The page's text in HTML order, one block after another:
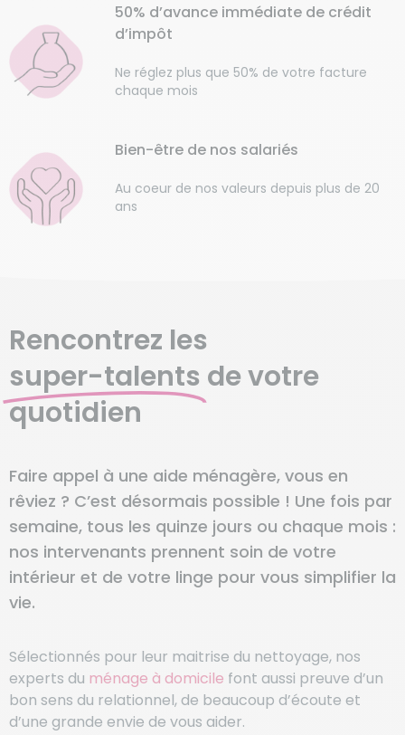
50% d’avance immédiate de crédit
d’impôt
Ne réglez plus que 50% de votre facture
chaque mois
Bien-être de nos salariés
Au coeur de nos valeurs depuis plus de 20
ans
Rencontrez les
super-talents de votre
quotidien
Faire appel à une aide ménagère, vous en
rêviez ? C’est désormais possible ! Une fois par
semaine, tous les quinze jours ou chaque mois :
nos intervenants prennent soin de votre
intérieur et de votre linge pour vous simplifier la
vie.
Sélectionnés pour leur maitrise du nettoyage, nos
experts du ménage à domicile font aussi preuve d’un
bon sens du relationnel, de beaucoup d’écoute et
d’une grande envie de vous aider.